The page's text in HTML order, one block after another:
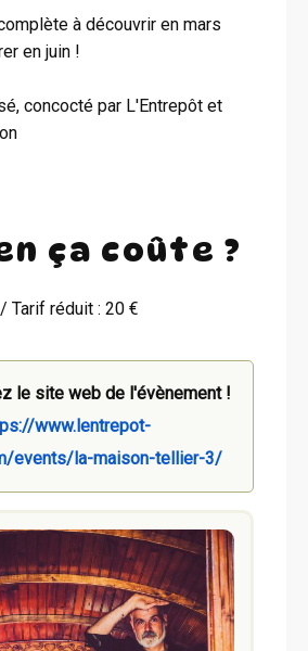
à découvrir en mars
en juin !
concocté par L'Entrepôt et
ça coûte ?
Tarif réduit : 20 €
le site web de l'évènement !
www.lentrepot-
events/la-maison-tellier-3/